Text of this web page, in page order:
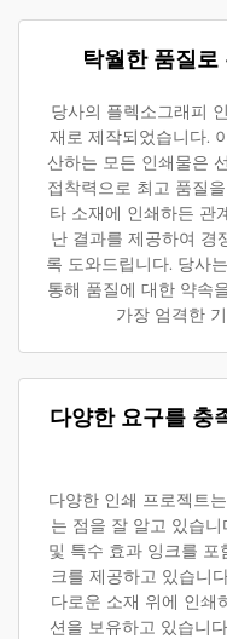
탁월한 품질
당사의 플렉소그래피
재로 제작되었습니다.
산하는 모든 인쇄물은
접착력으로 최고 품질
타 소재에 인쇄하든 관
난 결과를 제공하여 경
록 도와드립니다. 당사
통해 품질에 대한 약속
가장 엄격한
다양한 요구를 충
다양한 인쇄 프로젝트
는 점을 잘 알고 있습
및 특수 효과 잉크를 포
크를 제공하고 있습니
다로운 소재 위에 인쇄
션을 보유하고 있습니